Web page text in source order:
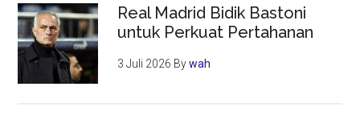
Real Madrid Bidik Bastoni
untuk Perkuat Pertahanan
3 Juli 2026 Bywah